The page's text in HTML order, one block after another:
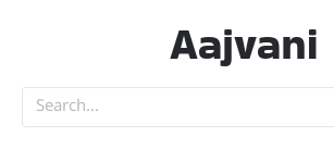
Aajvani